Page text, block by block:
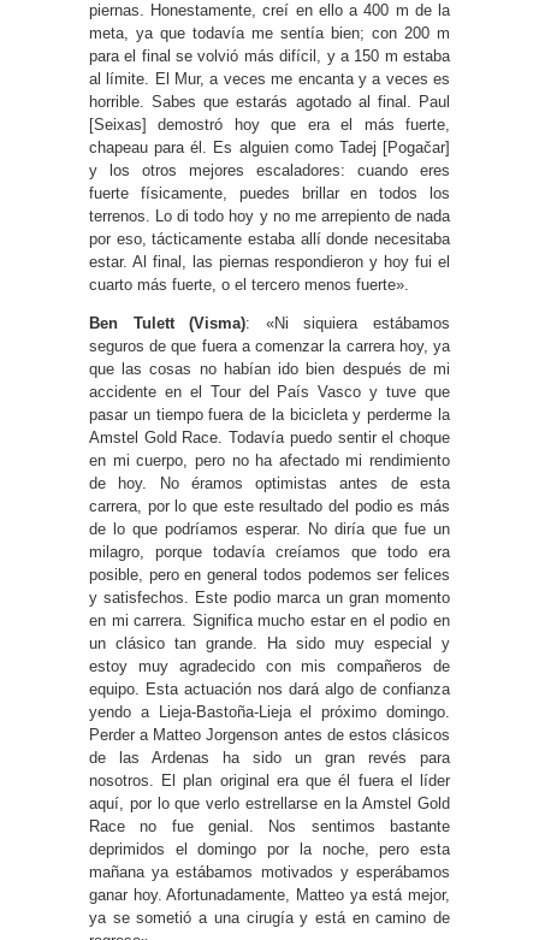
piernas. Honestamente, creí en ello a 400 m de la
meta, ya que todavía me sentía bien; con 200 m
para el final se volvió más difícil, y a 150 m estaba
al límite. El Mur, a veces me encanta y a veces es
horrible. Sabes que estarás agotado al final. Paul
[Seixas] demostró hoy que era el más fuerte,
chapeau para él. Es alguien como Tadej [Pogačar]
y los otros mejores escaladores: cuando eres
fuerte físicamente, puedes brillar en todos los
terrenos. Lo di todo hoy y no me arrepiento de nada
por eso, tácticamente estaba allí donde necesitaba
estar. Al final, las piernas respondieron y hoy fui el
cuarto más fuerte, o el tercero menos fuerte».
Ben Tulett (Visma): «Ni siquiera estábamos
seguros de que fuera a comenzar la carrera hoy, ya
que las cosas no habían ido bien después de mi
accidente en el Tour del País Vasco y tuve que
pasar un tiempo fuera de la bicicleta y perderme la
Amstel Gold Race. Todavía puedo sentir el choque
en mi cuerpo, pero no ha afectado mi rendimiento
de hoy. No éramos optimistas antes de esta
carrera, por lo que este resultado del podio es más
de lo que podríamos esperar. No diría que fue un
milagro, porque todavía creíamos que todo era
posible, pero en general todos podemos ser felices
y satisfechos. Este podio marca un gran momento
en mi carrera. Significa mucho estar en el podio en
un clásico tan grande. Ha sido muy especial y
estoy muy agradecido con mis compañeros de
equipo. Esta actuación nos dará algo de confianza
yendo a Lieja-Bastoña-Lieja el próximo domingo.
Perder a Matteo Jorgenson antes de estos clásicos
de las Ardenas ha sido un gran revés para
nosotros. El plan original era que él fuera el líder
aquí, por lo que verlo estrellarse en la Amstel Gold
Race no fue genial. Nos sentimos bastante
deprimidos el domingo por la noche, pero esta
mañana ya estábamos motivados y esperábamos
ganar hoy. Afortunadamente, Matteo ya está mejor,
ya se sometió a una cirugía y está en camino de